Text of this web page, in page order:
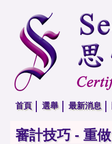
首頁 選舉 最新消息
審計技巧 - 重做